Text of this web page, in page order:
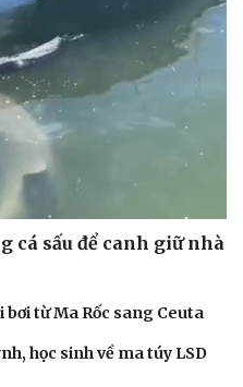
cá sấu để canh giữ nhà
từ Ma Rốc sang Ceuta
học sinh về ma túy LSD